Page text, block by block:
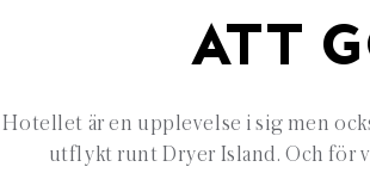
ATT
Hotellet är en upplevelse i sig men
utflykt runt Dryer Island. Och för